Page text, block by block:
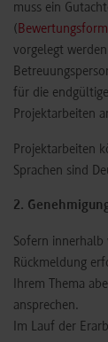
muss ein
(
vorgelegt
für die
Projektarbeiten
Projektarbeiten
Sprachen sind
2.
Sofern
Rückmeldung
Ihrem Thema
ansprechen.
Im Lauf der